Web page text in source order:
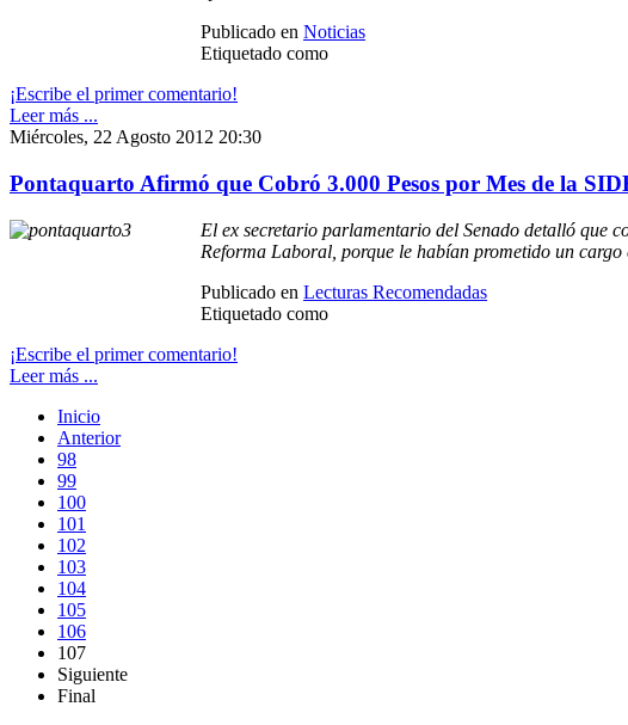
Publicado en Noticias
Etiquetado como
¡Escribe el primer comentario!
Leer más ...
Miércoles, 22 Agosto 2012 20:30
Pontaquarto Afirmó que Cobró 3.000 Pesos por Mes de la
El ex secretario parlamentario del Senado detalló que
Reforma Laboral, porque le habían prometido un
Publicado en Lecturas Recomendadas
Etiquetado como
¡Escribe el primer comentario!
Leer más ...
Inicio
Anterior
98
99
100
101
102
103
104
105
106
107
Siguiente
Final